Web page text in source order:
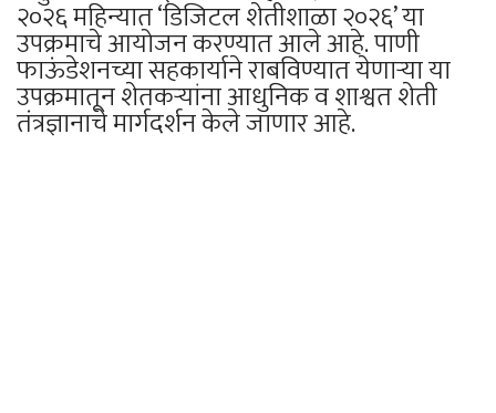
२०२६ महिन्यात ‘डिजिटल शेतीशाळा २०२६’ या
उपक्रमाचे आयोजन करण्यात आले आहे. पाणी
फाऊंडेशनच्या सहकार्याने राबविण्यात येणाऱ्या या
उपक्रमातून शेतकऱ्यांना आधुनिक व शाश्वत शेती
तंत्रज्ञानाचे मार्गदर्शन केले जाणार आहे.